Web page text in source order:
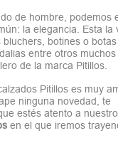
de hombre, podemos
la elegancia. Esta la
botines o botas
entre otros
de la marca Pitillos.
Pitillos es muy
ninguna novedad, te
estés atento a
en el que iremos